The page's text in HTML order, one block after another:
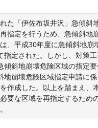
た「伊佐布坂井沢」急傾斜
指定を行うため、急傾斜地
、平成30年度に急傾斜地崩
定された。しかし、対策
斜地崩壊危険区域の指定
崩壊危険区域指定申請に
作成した。以上を踏まえ、
要な区域を再指定するため